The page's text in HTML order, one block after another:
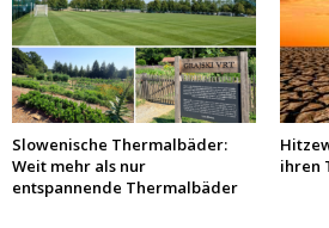
Slowenische Thermalbäder:
Weit mehr als nur
entspannende Thermalbäder
ihren